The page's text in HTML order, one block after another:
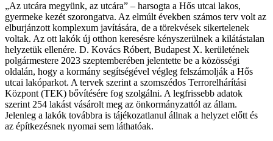
„Az utcára megyünk, az utcára” – harsogta a Hős utcai lakos,
gyermeke kezét szorongatva. Az elmúlt években számos terv volt az
elburjánzott komplexum javítására, de a törekvések sikertelenek
voltak. Az ott lakók új otthon keresésre kényszerülnek a kilátástalan
helyzetük ellenére. D. Kovács Róbert, Budapest X. kerületének
polgármestere 2023 szeptemberében jelentette be a közösségi
oldalán, hogy a kormány segítségével végleg felszámolják a Hős
utcai lakóparkot. A tervek szerint a szomszédos Terrorelhárítási
Központ (TEK) bővítésére fog szolgálni. A legfrissebb adatok
szerint 254 lakást vásárolt meg az önkormányzattól az állam.
Jelenleg a lakók továbbra is tájékozatlanul állnak a helyzet előtt és
az építkezésnek nyomai sem láthatóak.